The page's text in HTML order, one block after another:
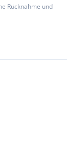
Rücknahme und